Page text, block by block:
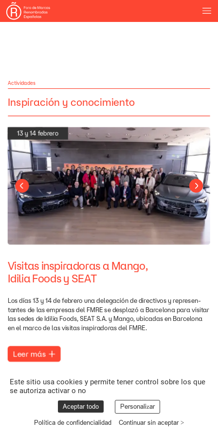
Este sitio usa cookies y permite tener control sobre los que
se autoriza activar o no
Aceptar todo Personalizar
Política de confidencialidad Continuar sin aceptar >
Visitas inspiradorasa Mango,
IdiliaFoodsy SEAT
Leer más
Los días 13 y 14 de febrero una delegación de directivos y represen-
tantes de las empresas del FMRE se desplazó a Barcelona para visitar
las sedes de Idilia Foods, SEAT S.A. y Mango, ubicadas en Barcelona
en el marco de las visitas inspiradoras del FMRE.
13 y 14 febrero
Actividades
Inspiración y conocimiento